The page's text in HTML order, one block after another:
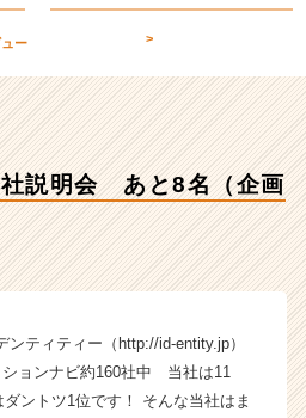
ー >
説明会 あと8名（企画
ンティティー（http://id-entity.jp）
ョンナビ約160社中 当社は11
ントツ1位です！ そんな当社はま